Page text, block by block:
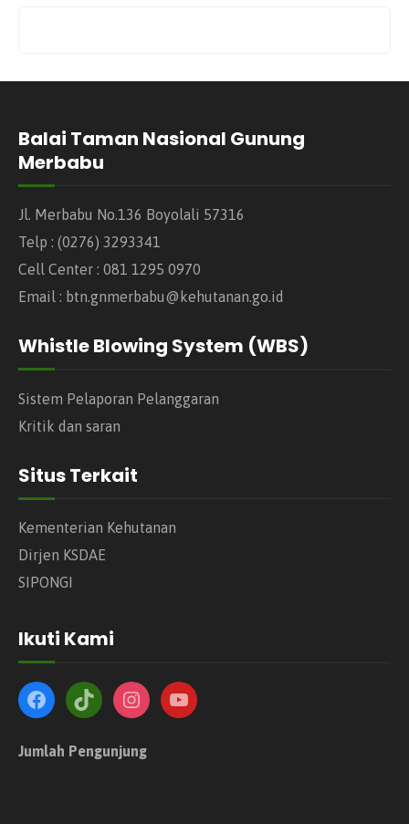
Balai Taman Nasional Gunung
Merbabu
Jl. Merbabu No.136 Boyolali 57316
Telp : (0276) 3293341
Cell Center : 081 1295 0970
Email : btn.gnmerbabu@kehutanan.go.id
Whistle Blowing System (WBS)
Sistem Pelaporan Pelanggaran
Kritik dan saran
Situs Terkait
Kementerian Kehutanan
Dirjen KSDAE
SIPONGI
Ikuti Kami
Jumlah Pengunjung